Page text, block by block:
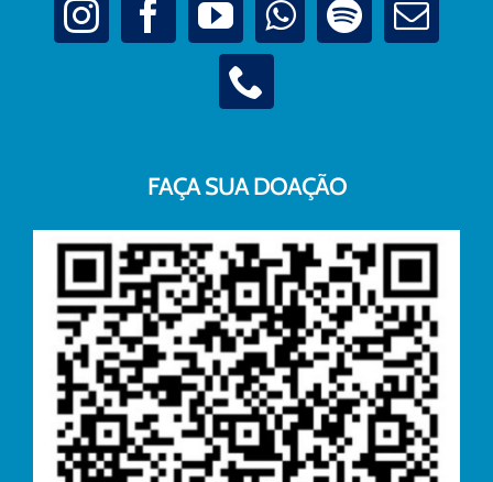
FAÇA SUA DOAÇÃO